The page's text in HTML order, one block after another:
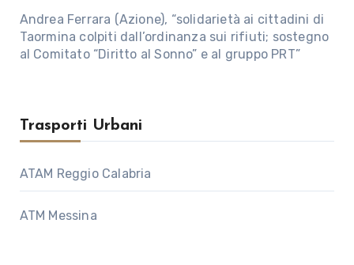
Andrea Ferrara (Azione), “solidarietà ai cittadini di
Taormina colpiti dall’ordinanza sui rifiuti; sostegno
al Comitato “Diritto al Sonno” e al gruppo PRT”
Trasporti Urbani
ATAM Reggio Calabria
ATM Messina